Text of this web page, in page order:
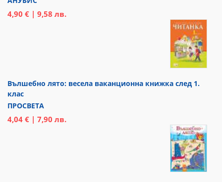
4,90 € | 9,58 лв.
Вълшебно лято: весела ваканционна книжка след 1.
клас
ПРОСВЕТА
4,04 € | 7,90 лв.